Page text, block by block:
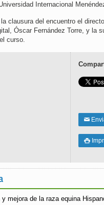
Internacional
clausura del encuentro el
Óscar Fernández Torre, y la
curso.
✉

mejora de la raza equina